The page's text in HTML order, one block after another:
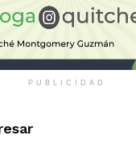
PUBLICIDAD